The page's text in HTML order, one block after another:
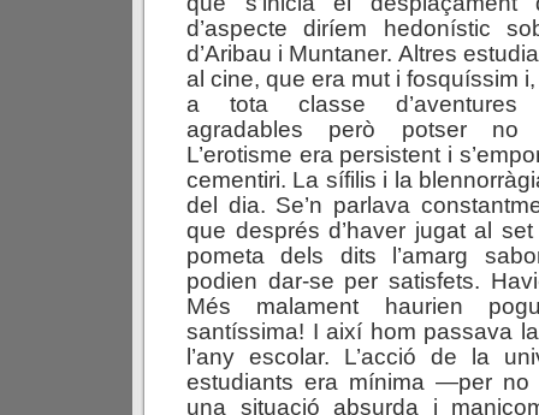
d’aspecte diríem hedonístic
d’Aribau i Muntaner. Altres
al cine, que era mut i fosquíssim
a tota classe d’aventures
agradables però potser no
L’erotisme era persistent i
cementiri. La sífilis i la
del dia. Se’n parlava
que després d’haver jugat al
pometa dels dits l’amarg
podien dar-se per satisfets.
Més malament haurien
santíssima! I així hom passava
l’any escolar. L’acció de la
estudiants era mínima —per no
una situació absurda i